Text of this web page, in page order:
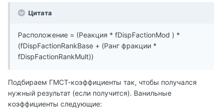
Цитата
Расположение = (Реакция * fDispFactionMod ) *
(fDispFactionRankBase + (Ранг фракции *
fDispFactionRankMult))
Подбираем ГМСТ-коэффициенты так, чтобы получался
нужный результат (если получится). Ванильные
коэффициенты следующие: